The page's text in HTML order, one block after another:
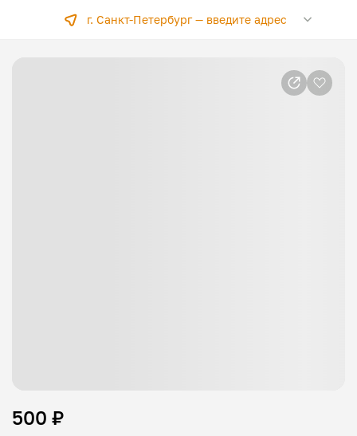
г. Санкт-Петербург —введите адрес
500 ₽